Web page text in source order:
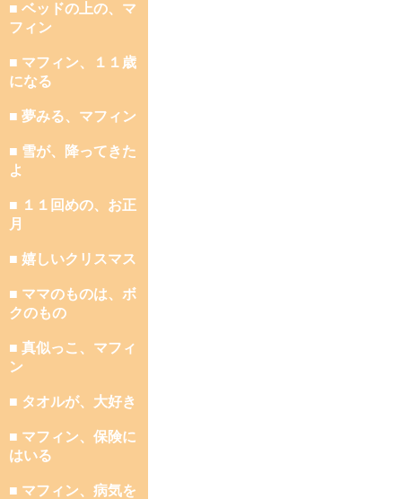
■ ベッドの上の、マ
フィン
■ マフィン、１１歳
になる
■ 夢みる、マフィン
■ 雪が、降ってきた
よ
■ １１回めの、お正
月
■ 嬉しいクリスマス
■ ママのものは、ボ
クのもの
■ 真似っこ、マフィ
ン
■ タオルが、大好き
■ マフィン、保険に
はいる
■ マフィン、病気を